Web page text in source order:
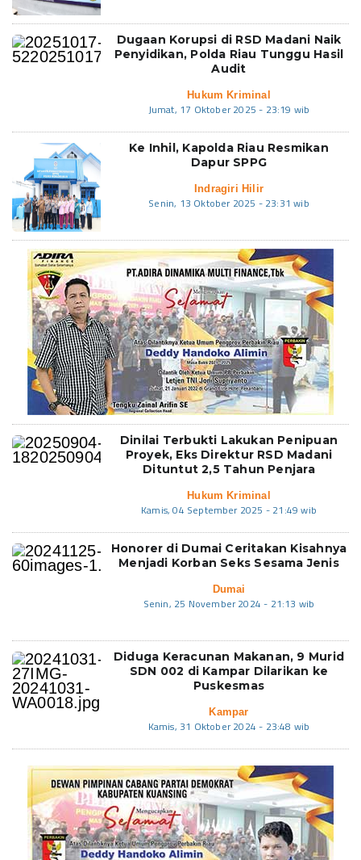
Dugaan Korupsi di RSD Madani Naik
Penyidikan, Polda Riau Tunggu Hasil
Audit
Hukum Kriminal
Jumat, 17 Oktober 2025 - 23:19 wib
Ke Inhil, Kapolda Riau Resmikan
Dapur SPPG
Indragiri Hilir
Senin, 13 Oktober 2025 - 23:31 wib
Dinilai Terbukti Lakukan Penipuan
Proyek, Eks Direktur RSD Madani
Dituntut 2,5 Tahun Penjara
Hukum Kriminal
Kamis, 04 September 2025 - 21:49 wib
Honorer di Dumai Ceritakan Kisahnya
Menjadi Korban Seks Sesama Jenis
Dumai
Senin, 25 November 2024 - 21:13 wib
Diduga Keracunan Makanan, 9 Murid
SDN 002 di Kampar Dilarikan ke
Puskesmas
Kampar
Kamis, 31 Oktober 2024 - 23:48 wib